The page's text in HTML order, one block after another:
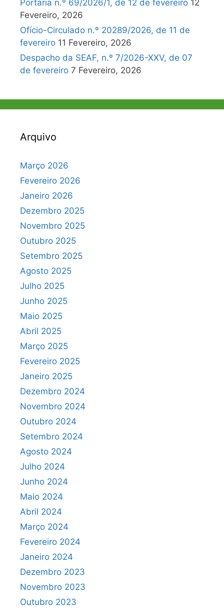
Portaria n.º 69/2026/1, de 12 de fevereiro 12
Fevereiro, 2026
Ofício-Circulado n.º 20289/2026, de 11 de
fevereiro 11 Fevereiro, 2026
Despacho da SEAF, n.º 7/2026-XXV, de 07
de fevereiro 7 Fevereiro, 2026
Arquivo
Março 2026
Fevereiro 2026
Janeiro 2026
Dezembro 2025
Novembro 2025
Outubro 2025
Setembro 2025
Agosto 2025
Julho 2025
Junho 2025
Maio 2025
Abril 2025
Março 2025
Fevereiro 2025
Janeiro 2025
Dezembro 2024
Novembro 2024
Outubro 2024
Setembro 2024
Agosto 2024
Julho 2024
Junho 2024
Maio 2024
Abril 2024
Março 2024
Fevereiro 2024
Janeiro 2024
Dezembro 2023
Novembro 2023
Outubro 2023